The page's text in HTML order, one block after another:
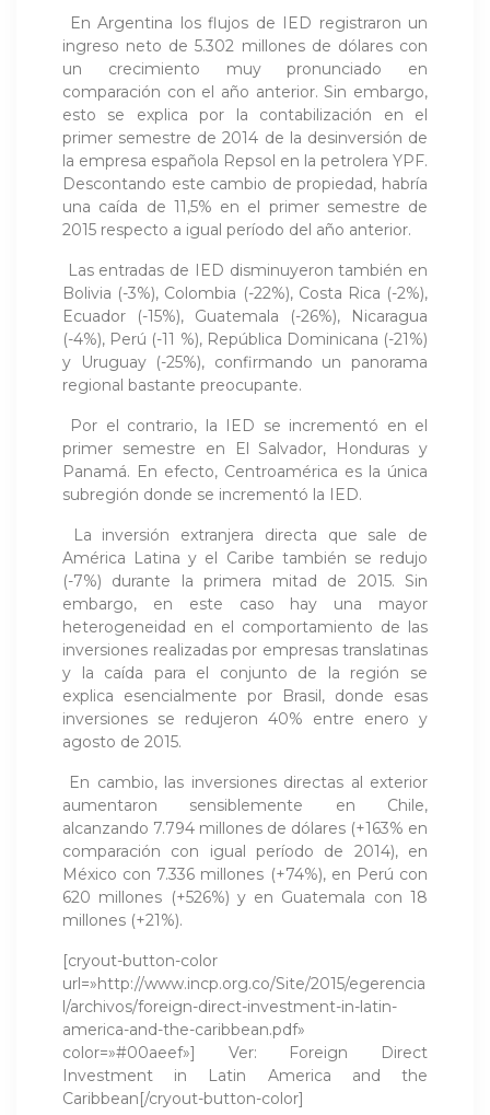
En Argentina los flujos de IED registraron un
ingreso neto de 5.302 millones de dólares con
un crecimiento muy pronunciado en
comparación con el año anterior. Sin embargo,
esto se explica por la contabilización en el
primer semestre de 2014 de la desinversión de
la empresa española Repsol en la petrolera YPF.
Descontando este cambio de propiedad, habría
una caída de 11,5% en el primer semestre de
2015 respecto a igual período del año anterior.
Las entradas de IED disminuyeron también en
Bolivia (-3%), Colombia (-22%), Costa Rica (-2%),
Ecuador (-15%), Guatemala (-26%), Nicaragua
(-4%), Perú (-11 %), República Dominicana (-21%)
y Uruguay (-25%), confirmando un panorama
regional bastante preocupante.
Por el contrario, la IED se incrementó en el
primer semestre en El Salvador, Honduras y
Panamá. En efecto, Centroamérica es la única
subregión donde se incrementó la IED.
La inversión extranjera directa que sale de
América Latina y el Caribe también se redujo
(-7%) durante la primera mitad de 2015. Sin
embargo, en este caso hay una mayor
heterogeneidad en el comportamiento de las
inversiones realizadas por empresas translatinas
y la caída para el conjunto de la región se
explica esencialmente por Brasil, donde esas
inversiones se redujeron 40% entre enero y
agosto de 2015.
En cambio, las inversiones directas al exterior
aumentaron sensiblemente en Chile,
alcanzando 7.794 millones de dólares (+163% en
comparación con igual período de 2014), en
México con 7.336 millones (+74%), en Perú con
620 millones (+526%) y en Guatemala con 18
millones (+21%).
[cryout-button-color
url=»http://www.incp.org.co/Site/2015/egerencia
l/archivos/foreign-direct-investment-in-latin-
america-and-the-caribbean.pdf»
color=»#00aeef»] Ver: Foreign Direct
Investment in Latin America and the
Caribbean[/cryout-button-color]